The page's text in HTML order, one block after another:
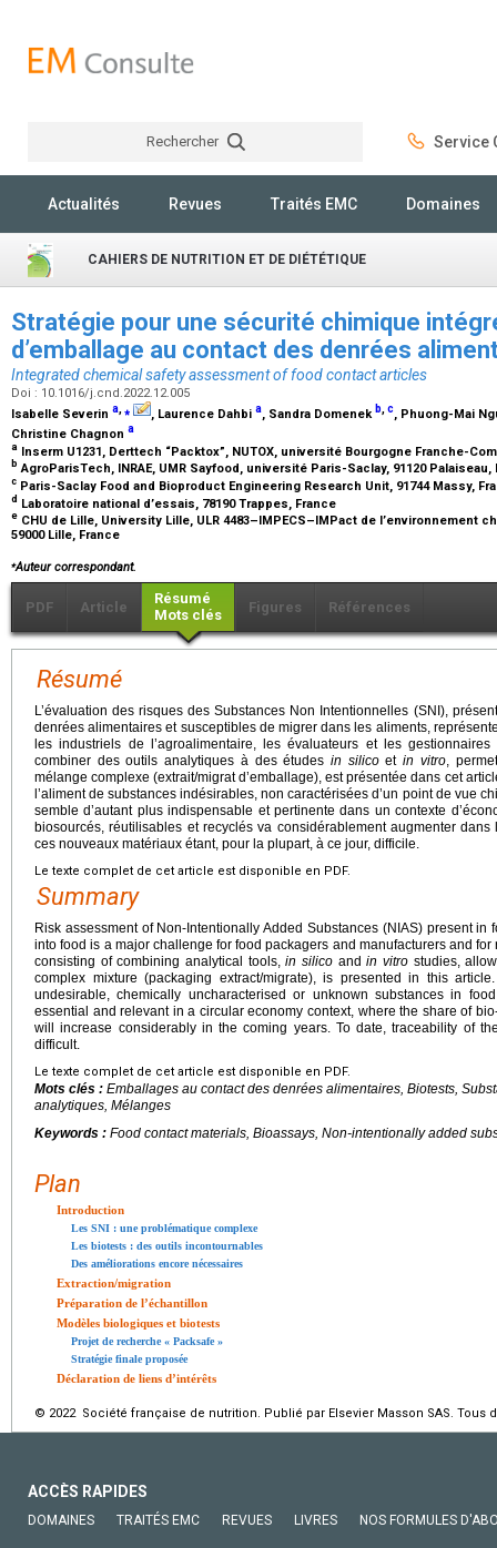
Rechercher Service
Actualités Revues Traités EMC Domaines
CAHIERS DE NUTRITION ET DE DIÉTÉTIQUE
Stratégie pour une sécurité chimique
d’emballage au contact des denrées
Integrated chemical safety assessment of food contact articles
Doi : 10.1016/j.cnd.2022.12.005
Isabelle Severin a,⁎ , Laurence Dahbi a, Sandra Domenek b,c, Phuong-Mai
Christine Chagnon a
a Inserm U1231, Derttech “Packtox”, NUTOX, université Bourgogne Franche-
b AgroParisTech, INRAE, UMR Sayfood, université Paris-Saclay, 91120
c Paris-Saclay Food and Bioproduct Engineering Research Unit, 91744 Massy,
d Laboratoire national d’essais, 78190 Trappes, France
e CHU de Lille, University Lille, ULR 4483–IMPECS–IMPact de l’environnement
59000 Lille, France
⁎Auteur correspondant.
PDF Article
Résumé
Mots clés
Figures Références
Résumé
L’évaluation des risques des Substances Non Intentionnelles (SNI),
denrées alimentaires et susceptibles de migrer dans les aliments,
les industriels de l’agroalimentaire, les évaluateurs et les
combiner des outils analytiques à des études in silicoetin vitro,
mélange complexe (extrait/migrat d’emballage), est présentée dans cet
l’aliment de substances indésirables, non caractérisées d’un point de vue
semble d’autant plus indispensable et pertinente dans un contexte
biosourcés, réutilisables et recyclés va considérablement augmenter
ces nouveaux matériaux étant, pour la plupart, à ce jour, difficile.
Le texte complet de cet article est disponible en PDF.
Summary
Risk assessment of Non-Intentionally Added Substances (NIAS) present in
into food is a major challenge for food packagers and manufacturers and for
consisting of combining analytical tools,in silico andin vitro studies,
complex mixture (packaging extract/migrate), is presented in this
undesirable, chemically uncharacterised or unknown substances in
essential and relevant in a circular economy context, where the share of
will increase considerably in the coming years. To date, traceability of
difficult.
Le texte complet de cet article est disponible en PDF.
Mots clés : Emballages au contact des denrées alimentaires, Biotests,
analytiques, Mélanges
Keywords : Food contact materials, Bioassays, Non-intentionally added
Plan
Introduction
Les SNI : une problématique complexe
Les biotests : des outils incontournables
Des améliorations encore nécessaires
Extraction/migration
Préparation de l’échantillon
Modèles biologiques et biotests
Projet de recherche « Packsafe »
Stratégie finale proposée
Déclaration de liens d’intérêts
© 2022 Société française de nutrition. Publié par Elsevier Masson SAS. Tous
ACCÈS RAPIDES
DOMAINES TRAITÉS EMC REVUES LIVRES NOS FORMULES